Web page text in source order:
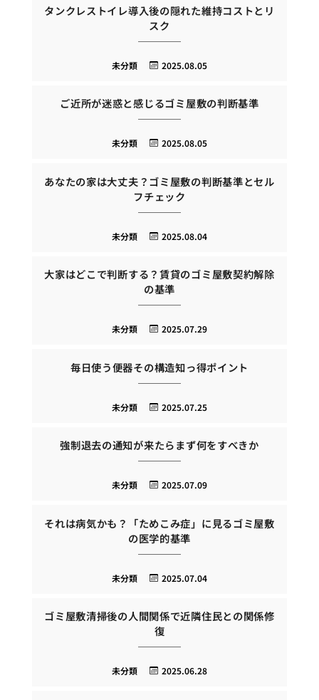
タンクレストイレ導入後の隠れた維持コストとリ
スク
2025.08.05
未分類
ご近所が迷惑と感じるゴミ屋敷の判断基準
2025.08.05
未分類
あなたの家は大丈夫？ゴミ屋敷の判断基準とセル
フチェック
2025.08.04
未分類
大家はどこで判断する？賃貸のゴミ屋敷契約解除
の基準
2025.07.29
未分類
毎日使う便器その構造知っ得ポイント
2025.07.25
未分類
強制退去の通知が来たらまず何をすべきか
2025.07.09
未分類
それは病気かも？「ためこみ症」に見るゴミ屋敷
の医学的基準
2025.07.04
未分類
ゴミ屋敷清掃後の人間関係で近隣住民との関係修
復
2025.06.28
未分類